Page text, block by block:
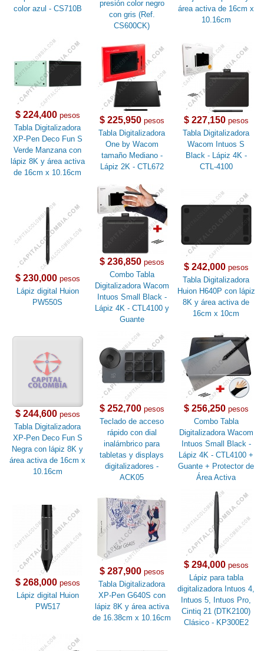
color azul - CS710B
presión color negro
con gris (Ref.
CS600CK)
área activa de 16cm x
10.16cm
$ 224,400pesos
Tabla Digitalizadora
XP-Pen Deco Fun S
Verde Manzana con
lápiz 8K y área activa
de 16cm x 10.16cm
$ 225,950pesos
Tabla Digitalizadora
One by Wacom
tamaño Mediano -
Lápiz 2K - CTL672
$ 227,150pesos
Tabla Digitalizadora
Wacom Intuos S
Black - Lápiz 4K -
CTL-4100
$ 230,000pesos
Lápiz digital Huion
PW550S
$ 236,850pesos
Combo Tabla
Digitalizadora Wacom
Intuos Small Black -
Lápiz 4K - CTL4100 y
Guante
$ 242,000pesos
Tabla Digitalizadora
Huion H640P con lápiz
8K y área activa de
16cm x 10cm
$ 244,600pesos
Tabla Digitalizadora
XP-Pen Deco Fun S
Negra con lápiz 8K y
área activa de 16cm x
10.16cm
$ 252,700pesos
Teclado de acceso
rápido con dial
inalámbrico para
tabletas y displays
digitalizadores -
ACK05
$ 256,250pesos
Combo Tabla
Digitalizadora Wacom
Intuos Small Black -
Lápiz 4K - CTL4100 +
Guante + Protector de
Área Activa
$ 268,000pesos
Lápiz digital Huion
PW517
$ 287,900pesos
Tabla Digitalizadora
XP-Pen G640S con
lápiz 8K y área activa
de 16.38cm x 10.16cm
$ 294,000pesos
Lápiz para tabla
digitalizadora Intuos 4,
Intuos 5, Intuos Pro,
Cintiq 21 (DTK2100)
Clásico - KP300E2